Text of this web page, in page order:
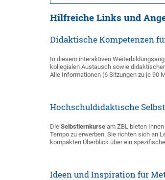
Hilfreiche Links und
Didaktische Kompetenzen
In diesem interaktiven
kollegialen Austausch sowie
Alle Informationen (6 Sitzungen zu je 90
Hochschuldidaktische
Die Selbstlernkurse am ZBL bieten
Tempo zu erwerben. Sie richten sich an
kompakten Überblick über ein
Ideen und Inspiration für